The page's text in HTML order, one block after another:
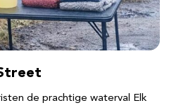
de prachtige waterval Elk